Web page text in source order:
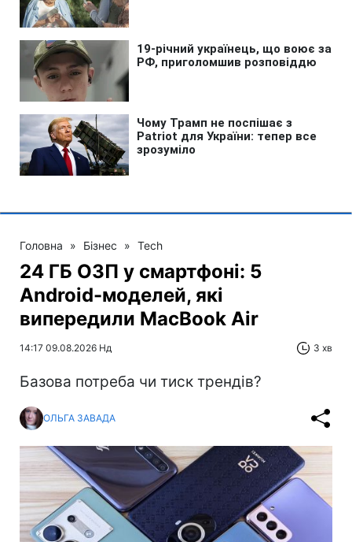
Головна » Бізнес » Tech
24 ГБ ОЗП у смартфоні: 5
Android-моделей, які
випередили MacBook Air
14:17 09.08.2026 Нд 3 хв
Базова потреба чи тиск трендів?
ОЛЬГА ЗАВАДА